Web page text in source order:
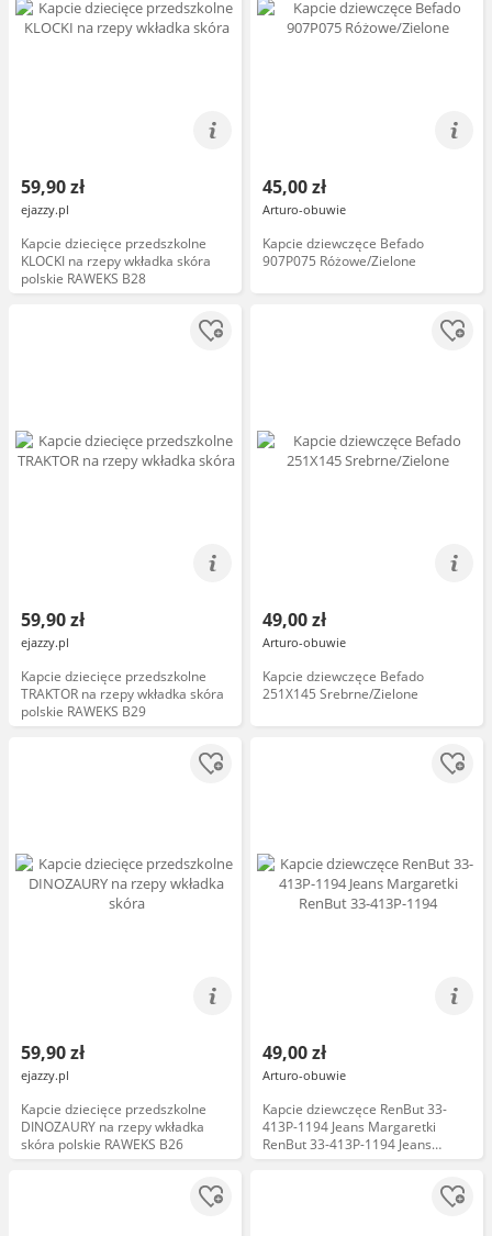
59,90 zł
ejazzy.pl
Kapcie dziecięce przedszkolne
KLOCKI na rzepy wkładka skóra
polskie RAWEKS B28
45,00 zł
Arturo-obuwie
Kapcie dziewczęce Befado
907P075 Różowe/Zielone
59,90 zł
ejazzy.pl
Kapcie dziecięce przedszkolne
TRAKTOR na rzepy wkładka skóra
polskie RAWEKS B29
49,00 zł
Arturo-obuwie
Kapcie dziewczęce Befado
251X145 Srebrne/Zielone
59,90 zł
ejazzy.pl
Kapcie dziecięce przedszkolne
DINOZAURY na rzepy wkładka
skóra polskie RAWEKS B26
49,00 zł
Arturo-obuwie
Kapcie dziewczęce RenBut 33-
413P-1194 Jeans Margaretki
RenBut 33-413P-1194 Jeans
Margaretki